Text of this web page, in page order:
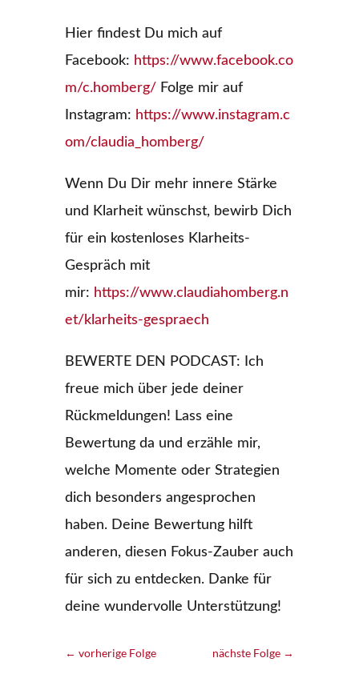
Hier findest Du mich auf
Facebook: https://www.facebook.co
m/c.homberg/ Folge mir auf
Instagram: https://www.instagram.c
om/claudia_homberg/
Wenn Du Dir mehr innere Stärke
und Klarheit wünschst, bewirb Dich
für ein kostenloses Klarheits-
Gespräch mit
mir: https://www.claudiahomberg.n
et/klarheits-gespraech
BEWERTE DEN PODCAST: Ich
freue mich über jede deiner
Rückmeldungen! Lass eine
Bewertung da und erzähle mir,
welche Momente oder Strategien
dich besonders angesprochen
haben. Deine Bewertung hilft
anderen, diesen Fokus-Zauber auch
für sich zu entdecken. Danke für
deine wundervolle Unterstützung!
← vorherige Folge nächste Folge →